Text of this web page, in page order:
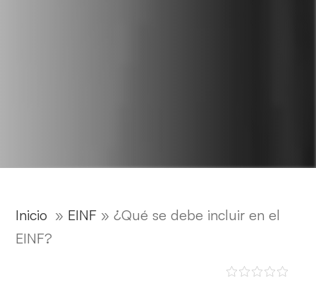
Inicio » EINF »¿Qué se debe incluir en el
EINF?